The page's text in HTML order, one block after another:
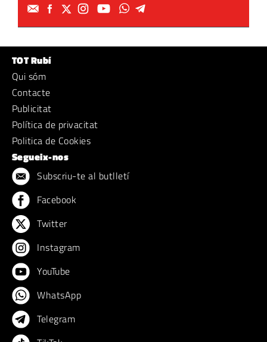
TOT Rubí
Qui sóm
Contacte
Publicitat
Política de privacitat
Politica de Cookies
Segueix-nos
Subscriu-te al butlletí
Facebook
Twitter
Instagram
YouTube
WhatsApp
Telegram